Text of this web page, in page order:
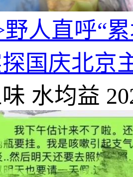
野人直呼“
国庆北京
水均益